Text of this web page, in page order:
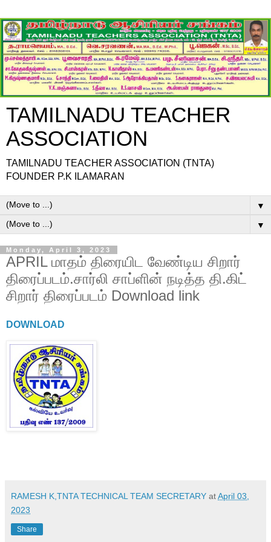
TAMILNADU TEACHER
ASSOCIATION
TAMILNADU TEACHER ASSOCIATION (TNTA)
FOUNDER P.K ILAMARAN
▼
▼
Monday, April 3, 2023
APRIL மாதம் திரையிட வேண்டிய சிறார்
திரைப்படம்.சார்லி சாப்ளின் நடித்த தி.கிட்
சிறார் திரைப்படம் Download link
DOWNLOAD
RAMESH K,TNTA TECHNICAL TEAM SECRETARY atApril 03,
2023
Share